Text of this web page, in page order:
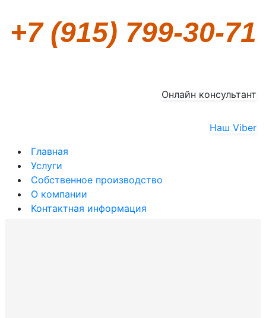
+7 (915) 799-30-71
Онлайн консультант
Наш Viber
Главная
Услуги
Собственное производство
О компании
Контактная информация